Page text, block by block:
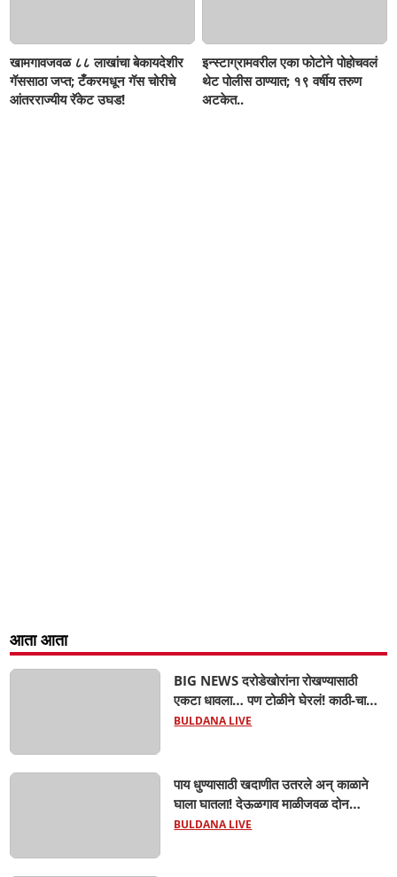
खामगावजवळ ८८ लाखांचा बेकायदेशीर
गॅससाठा जप्त; टँकरमधून गॅस चोरीचे
आंतरराज्यीय रॅकेट उघड!
इन्स्टाग्रामवरील एका फोटोने पोहोचवलं
थेट पोलीस ठाण्यात; १९ वर्षीय तरुण
अटकेत..
आता आता
BIG NEWS दरोडेखोरांना रोखण्यासाठी
एकटा धावला… पण टोळीने घेरलं! काठी-चाकूचे
सपासप वार; ५२ वर्षीय शेतकऱ्याचा दुर्दैवी अंत!
BULDANA LIVE
पाय धुण्यासाठी खदाणीत उतरले अन् काळाने
घाला घातला! देऊळगाव माळीजवळ दोन
चिमुकल्यांचा बुडून दुर्दैवी मृत्यू; कोराडी प्रकल्प
BULDANA LIVE